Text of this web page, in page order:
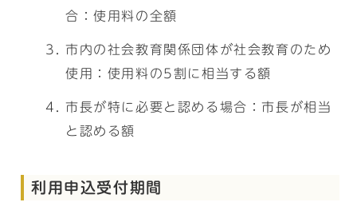
合：使用料の全額
市内の社会教育関係団体が社会教育のため
使用：使用料の5割に相当する額
市長が特に必要と認める場合：市長が相当
と認める額
利用申込受付期間